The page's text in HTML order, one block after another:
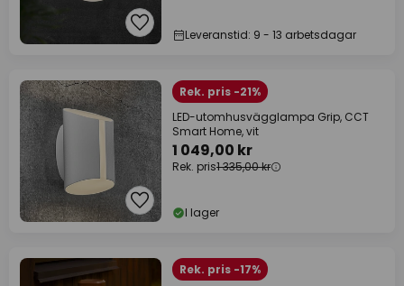
Leveranstid: 9 - 13 arbetsdagar
Rek. pris -21%
LED-utomhusvägglampa Grip, CCT
Smart Home, vit
1 049,00 kr
Rek. pris1 335,00 kr
I lager
Rek. pris -17%